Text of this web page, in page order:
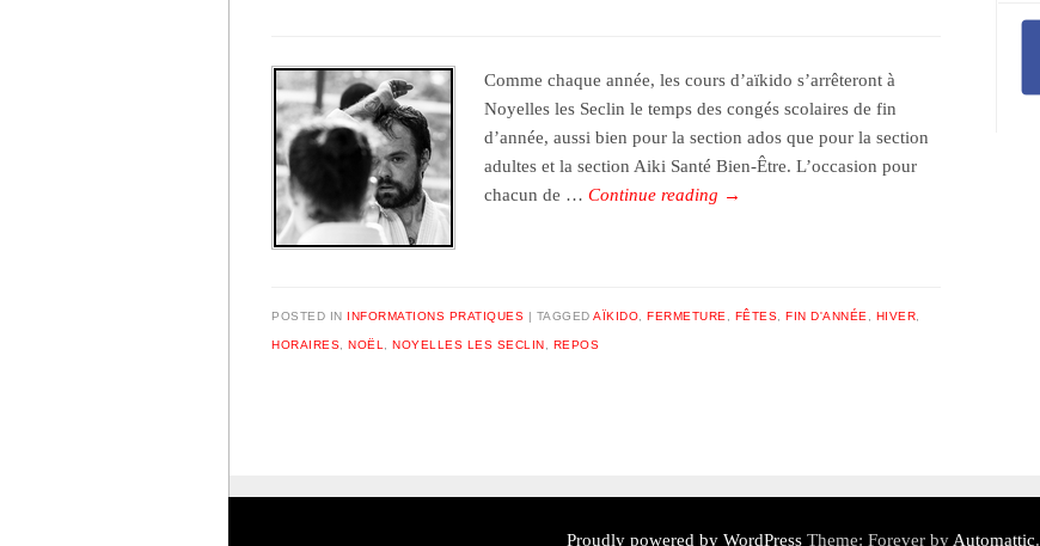
Comme chaque année, les cours d’aïkido s’arrêteront à
Noyelles les Seclin le temps des congés scolaires de fin
d’année, aussi bien pour la section ados que pour la section
adultes et la section Aiki Santé Bien-Être. L’occasion pour
chacun de …Continue reading →
POSTED IN INFORMATIONS PRATIQUES TAGGED AÏKIDO, FERMETURE, FÊTES, FIN D'ANNÉE, HIVER,
HORAIRES, NOËL, NOYELLES LES SECLIN , REPOS
Proudly powered by WordPress Theme: Forever byAutomattic.